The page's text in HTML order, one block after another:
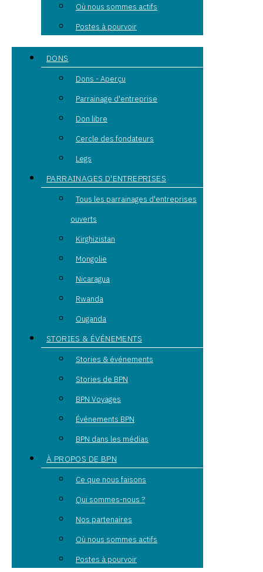
Où nous sommes actifs
Postes à pourvoir
DONS
Dons - Aperçu
Parrainage d'entreprise
Don libre
Cercle des fondateurs
Legs
PARRAINAGES D'ENTREPRISES
Tous les parrainages d'entreprises
ouverts
Kirghizistan
Mongolie
Nicaragua
Rwanda
Ouganda
STORIES & ÉVÉNEMENTS
Stories & événements
Stories de BPN
BPN Voyages
Événements BPN
BPN dans les médias
À PROPOS DE BPN
Ce que nous faisons
Qui sommes-nous ?
Nos partenaires
Où nous sommes actifs
Postes à pourvoir